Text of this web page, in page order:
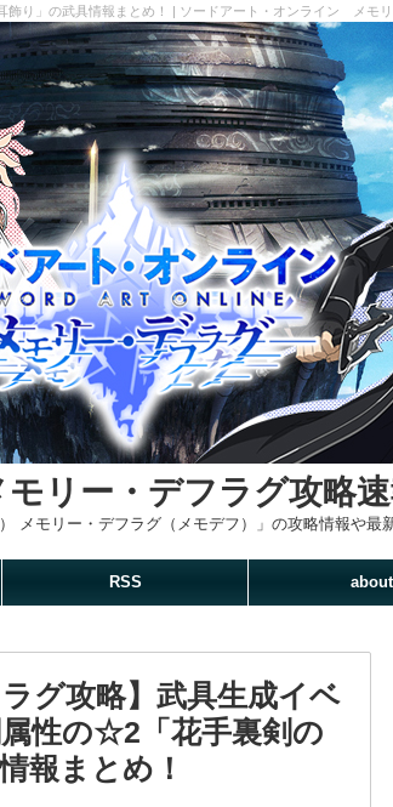
り」の武具情報まとめ！ | ソードアート・オンライン メモ
リー・デフラグ攻略
メモリー・デフラグ（メモデフ）」の攻略情報や最
RSS about
ラグ攻略】武具生成イベ
性の☆2「花手裏剣の
報まとめ！